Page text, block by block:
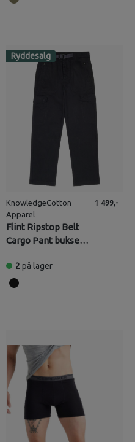
Ryddesalg
KnowledgeCotton
Apparel
Flint Ripstop Belt
Cargo Pant bukse
1 499,-
2på lager